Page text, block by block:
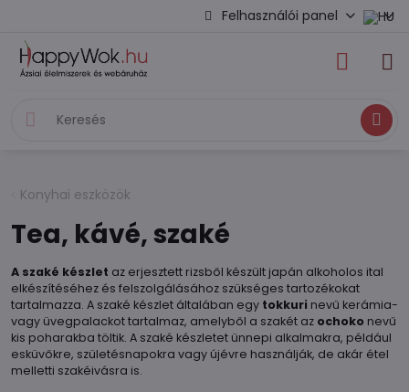
Felhasználói panel
Keresés
Konyhai eszközök
Tea, kávé, szaké
A szaké készlet az erjesztett rizsből készült japán alkoholos ital
elkészítéséhez és felszolgálásához szükséges tartozékokat
tartalmazza. A szaké készlet általában egy tokkuri nevű kerámia-
vagy üvegpalackot tartalmaz, amelyből a szakét az ochoko nevű
kis poharakba töltik. A szaké készletet ünnepi alkalmakra, például
esküvőkre, születésnapokra vagy újévre használják, de akár étel
melletti szakéivásra is.